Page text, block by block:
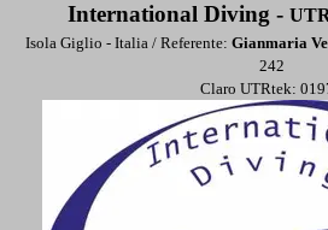
International Diving -
Isola Giglio - Italia / Referente:Gianmaria
242
Claro UTRtek: